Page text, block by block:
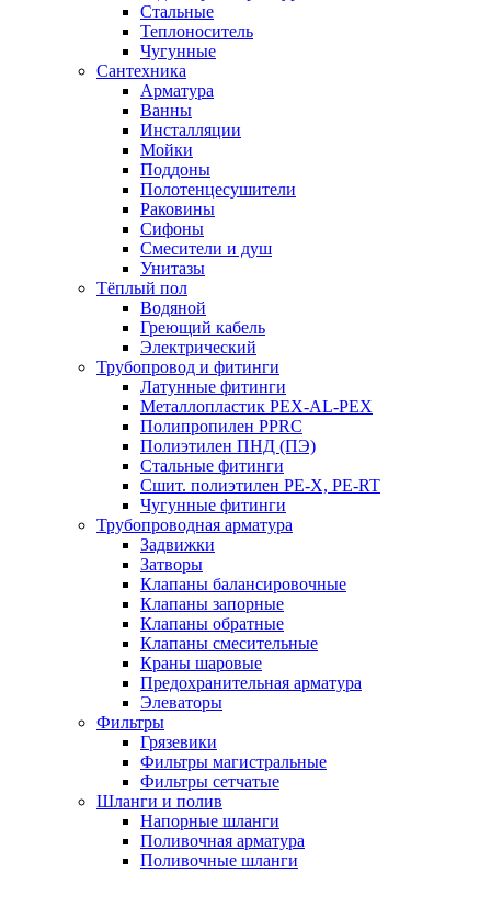
Стальные
Теплоноситель
Чугунные
Сантехника
Арматура
Ванны
Инсталляции
Мойки
Поддоны
Полотенцесушители
Раковины
Сифоны
Смесители и душ
Унитазы
Тёплый пол
Водяной
Греющий кабель
Электрический
Трубопровод и фитинги
Латунные фитинги
Металлопластик PEX-AL-PEX
Полипропилен PPRC
Полиэтилен ПНД (ПЭ)
Стальные фитинги
Сшит. полиэтилен PE-X, PE-RT
Чугунные фитинги
Трубопроводная арматура
Задвижки
Затворы
Клапаны балансировочные
Клапаны запорные
Клапаны обратные
Клапаны смесительные
Краны шаровые
Предохранительная арматура
Элеваторы
Фильтры
Грязевики
Фильтры магистральные
Фильтры сетчатые
Шланги и полив
Напорные шланги
Поливочная арматура
Поливочные шланги